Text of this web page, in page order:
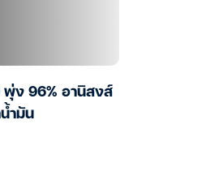
พุ่ง 96% อานิสงส์
ำมัน